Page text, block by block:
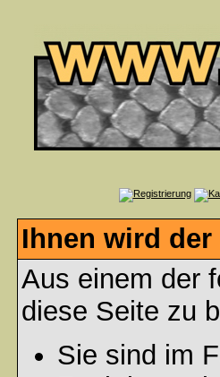
Ihnen wird
Aus einem der
diese Seite zu
Sie sind im